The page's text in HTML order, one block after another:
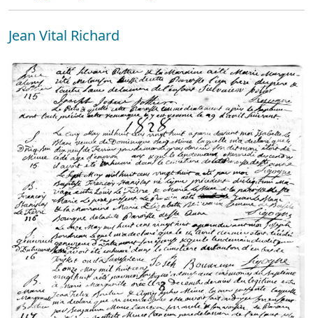
Jean Vital Richard